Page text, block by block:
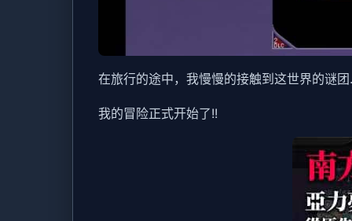
在旅行的途中，我慢慢的接触到这世界的谜团
我的冒险正式开始了!!